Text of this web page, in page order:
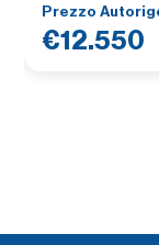
Prezzo
€12.550